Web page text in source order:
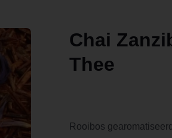
Chai
Thee
Rooibos